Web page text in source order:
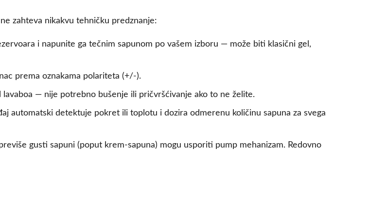
zahteva nikakvu tehničku predznanje:
i napunite ga tečnim sapunom po vašem izboru — može biti klasični gel,
prema oznakama polariteta (+/-).
— nije potrebno bušenje ili pričvršćivanje ako to ne želite.
automatski detektuje pokret ili toplotu i dozira odmerenu količinu sapuna za svega
gusti sapuni (poput krem-sapuna) mogu usporiti pump mehanizam. Redovno